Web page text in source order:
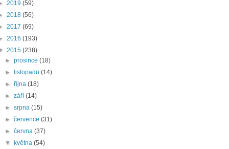
2019 (59)
2018 (56)
2017 (69)
2016 (193)
2015 (238)
► prosince (18)
►
listopadu (14)
► října (18)
► září (14)
► srpna (15)
► července (31)
► června (37)
▼
května (54)